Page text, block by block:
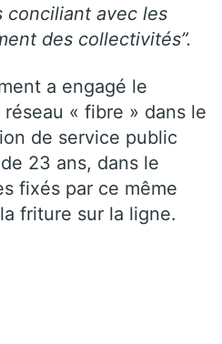
conciliant avec les
des collectivités”.
a engagé le
« fibre » dans le
de service public
23 ans, dans le
fixés par ce même
friture sur la ligne.